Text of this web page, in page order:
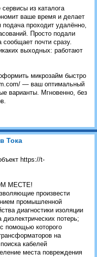
из каталога
ваше время и делает
проходит удалённо,
Просто подали
почти сразу.
выходных: работают
микрозайм быстро
— ваш оптимальный
варианты. Мгновенно, без
Тока
https://t-
МЕСТЕ!
произвести
промышленной
диагностики изоляции
потерь;
помощью которого
на
кабелей
места повреждения